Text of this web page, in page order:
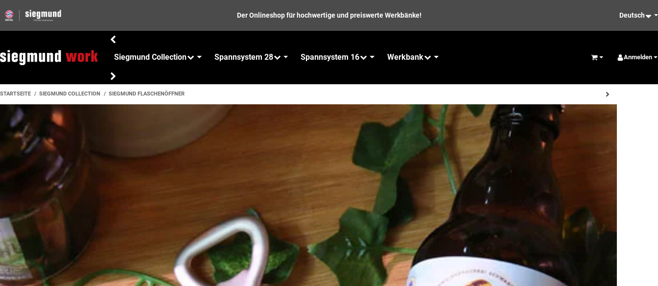
Der Onlineshop für hochwertige und preiswerte Werkbänke! Deutsch
Siegmund Collection Spannsystem 28 Spannsystem 16 Werkbank Warenkorb Anmelden
STARTSEITE SIEGMUND COLLECTION SIEGMUND FLASCHENÖFFNER